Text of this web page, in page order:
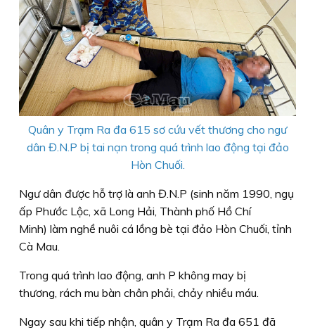
Quân y Trạm Ra đa 615 sơ cứu vết thương cho ngư
dân Đ.N.P bị tai nạn trong quá trình lao động tại đảo
Hòn Chuối.
Ngư dân được hỗ trợ là anh Đ.N.P (sinh năm 1990, ngụ
ấp Phước Lộc, xã Long Hải, Thành phố Hồ Chí
Minh) làm nghề nuôi cá lồng bè tại đảo Hòn Chuối, tỉnh
Cà Mau.
Trong quá trình lao động, anh P không may bị
thương, rách mu bàn chân phải, chảy nhiều máu.
Ngay sau khi tiếp nhận, quân y Trạm Ra đa 651 đã